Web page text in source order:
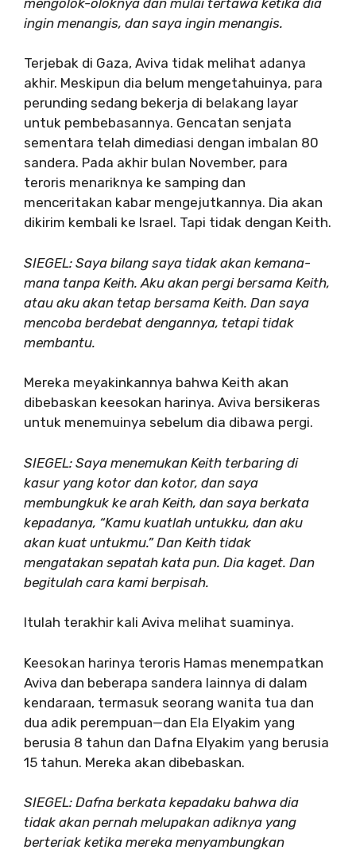
ingin menangis, dan saya ingin menangis.
Terjebak di Gaza, Aviva tidak melihat adanya
akhir. Meskipun dia belum mengetahuinya, para
perunding sedang bekerja di belakang layar
untuk pembebasannya. Gencatan senjata
sementara telah dimediasi dengan imbalan 80
sandera. Pada akhir bulan November, para
teroris menariknya ke samping dan
menceritakan kabar mengejutkannya. Dia akan
dikirim kembali ke Israel. Tapi tidak dengan Keith.
SIEGEL: Saya bilang saya tidak akan kemana-
mana tanpa Keith. Aku akan pergi bersama Keith,
atau aku akan tetap bersama Keith. Dan saya
mencoba berdebat dengannya, tetapi tidak
membantu.
Mereka meyakinkannya bahwa Keith akan
dibebaskan keesokan harinya. Aviva bersikeras
untuk menemuinya sebelum dia dibawa pergi.
SIEGEL: Saya menemukan Keith terbaring di
kasur yang kotor dan kotor, dan saya
membungkuk ke arah Keith, dan saya berkata
kepadanya, “Kamu kuatlah untukku, dan aku
akan kuat untukmu.” Dan Keith tidak
mengatakan sepatah kata pun. Dia kaget. Dan
begitulah cara kami berpisah.
Itulah terakhir kali Aviva melihat suaminya.
Keesokan harinya teroris Hamas menempatkan
Aviva dan beberapa sandera lainnya di dalam
kendaraan, termasuk seorang wanita tua dan
dua adik perempuan—dan Ela Elyakim yang
berusia 8 tahun dan Dafna Elyakim yang berusia
15 tahun. Mereka akan dibebaskan.
SIEGEL: Dafna berkata kepadaku bahwa dia
tidak akan pernah melupakan adiknya yang
berteriak ketika mereka menyambungkan